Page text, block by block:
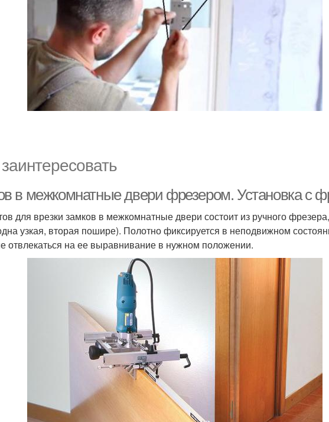
в межкомнатные двери фрезером. Установка с
для врезки замков в межкомнатные двери состоит из ручного
узкая, вторая пошире). Полотно фиксируется в неподвижном
отвлекаться на ее выравнивание в нужном положении.